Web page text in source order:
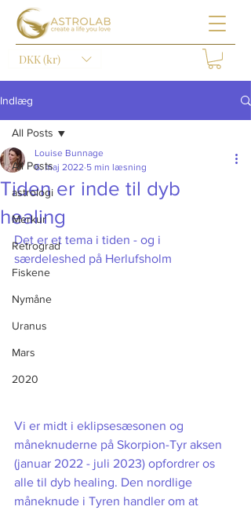
DKK (kr)
Indlæg
All Posts
astrologi
Merkur
Retrograd
Fiskene
Nymåne
Uranus
Mars
2020
All Posts
Tiden er inde til dyb
healing
Louise Bunnage
6. maj 2022 5 min læsning
Det er et tema i tiden - og i
Vi er midt i eklipsesæsonen og
måneknuderne på Skorpion-Tyr aksen
(januar 2022 - juli 2023) opfordrer os
alle til dyb healing. Den nordlige
måneknude i Tyren handler om at